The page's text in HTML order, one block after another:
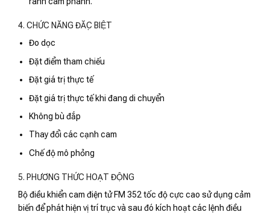
4. CHỨC NĂNG ĐẶC BIỆT
Đo dọc
Đặt điểm tham chiếu
Đặt giá trị thực tế
Đặt giá trị thực tế khi đang di chuyển
Không bù đắp
Thay đổi các cạnh cam
Chế độ mô phỏng
5. PHƯƠNG THỨC HOẠT ĐỘNG
Bộ điều khiển cam điện tử FM 352 tốc độ cực cao sử dụng cảm
biến để phát hiện vị trí trục và sau đó kích hoạt các lệnh điều